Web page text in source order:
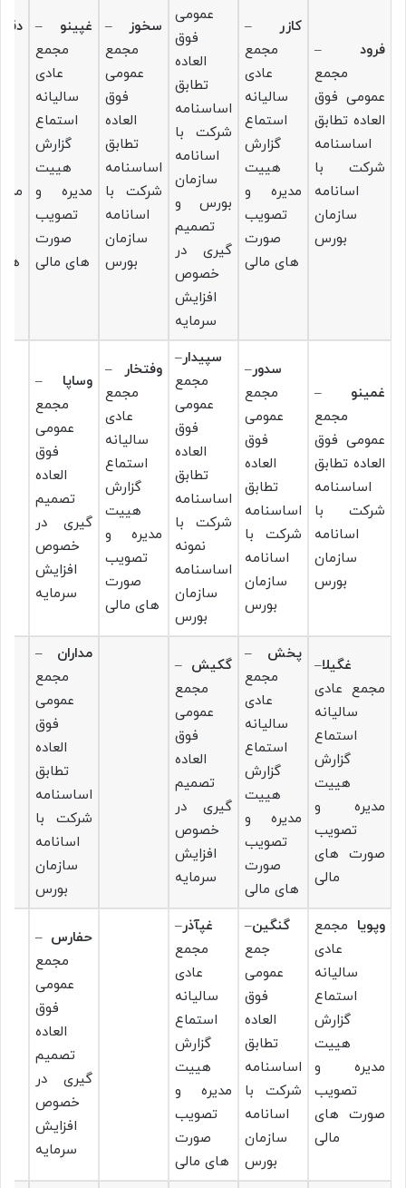
فرود –
مجمع
عمومی فوق
العاده تطابق
اساسنامه
شرکت با
اسانامه
سازمان
بورس
کازر –
مجمع
عادی
سالیانه
استماع
گزارش
هییت
مدیره و
تصویب
صورت
های مالی
عمومی
فوق
العاده
تطابق
اساسنامه
شرکت با
اسانامه
سازمان
بورس و
تصمیم
گیری در
خصوص
افزایش
سرمایه
سخوز –
مجمع
عمومی
فوق
العاده
تطابق
اساسنامه
شرکت با
اسانامه
سازمان
بورس
غپینو –
مجمع
عادی
سالیانه
استماع
گزارش
هییت
مدیره و
تصویب
صورت
های مالی
غمینو –
مجمع
عمومی فوق
العاده تطابق
اساسنامه
شرکت با
اسانامه
سازمان
بورس
سدور–
مجمع
عمومی
فوق
العاده
تطابق
اساسنامه
شرکت با
اسانامه
سازمان
بورس
سپیدار–
مجمع
عمومی
فوق
العاده
تطابق
اساسنامه
شرکت با
نمونه
اساسنامه
سازمان
بورس
وفتخار –
مجمع
عادی
سالیانه
استماع
گزارش
هییت
مدیره و
تصویب
صورت
های مالی
وساپا –
مجمع
عمومی
فوق
العاده
تصمیم
گیری در
خصوص
افزایش
سرمایه
غگیلا–
مجمع عادی
سالیانه
استماع
گزارش
هییت
مدیره و
تصویب
صورت های
مالی
پخش –
مجمع
عادی
سالیانه
استماع
گزارش
هییت
مدیره و
تصویب
صورت
های مالی
گکیش –
مجمع
عمومی
فوق
العاده
تصمیم
گیری در
خصوص
افزایش
سرمایه
مداران –
مجمع
عمومی
فوق
العاده
تطابق
اساسنامه
شرکت با
اسانامه
سازمان
بورس
وپویا مجمع
عادی
سالیانه
استماع
گزارش
هییت
مدیره و
تصویب
صورت های
مالی
گنگین–
جمع
عمومی
فوق
العاده
تطابق
اساسنامه
شرکت با
اسانامه
سازمان
بورس
غپآذر–
مجمع
عادی
سالیانه
استماع
گزارش
هییت
مدیره و
تصویب
صورت
های مالی
حفارس –
مجمع
عمومی
فوق
العاده
تصمیم
گیری در
خصوص
افزایش
سرمایه